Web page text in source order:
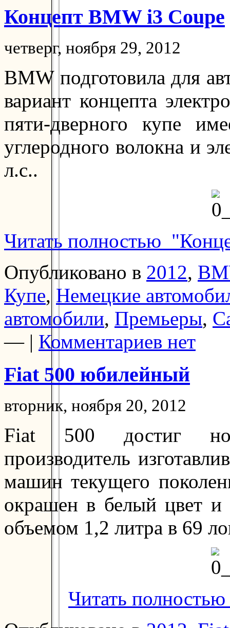
Концепт BMW i3 Coupe
четверг, ноября 29, 2012
BMW подготовила для
вариант концепта
пяти-дверного купе
углеродного волокна и
л.с..
Читать полностью
Опубликовано в 2012,
Купе, Немецкие
автомобили, Премьеры,
— | Комментариев нет
Fiat 500 юбилейный
вторник, ноября 20, 2012
Fiat 500 достиг
производитель
машин текущего
окрашен в белый цвет
объемом 1,2 литра в 69
Читать